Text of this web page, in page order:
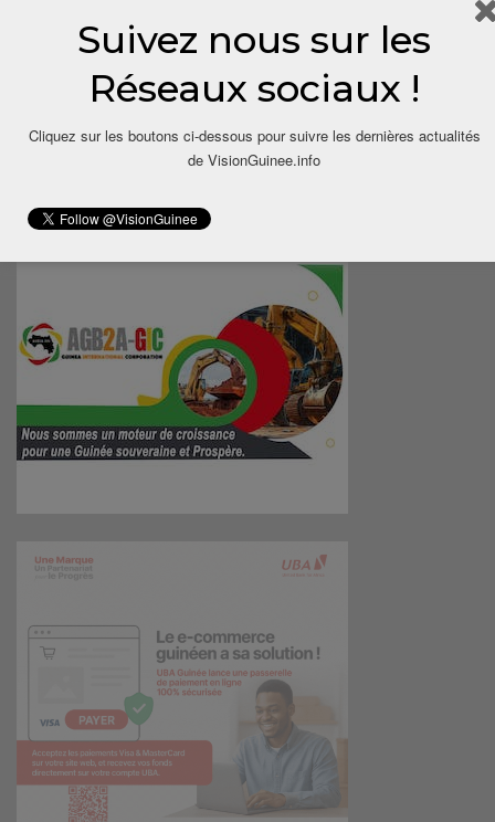
Suivez nous sur les
Réseaux sociaux !
Cliquez sur les boutons ci-dessous pour suivre les dernières actualités
de VisionGuinee.info